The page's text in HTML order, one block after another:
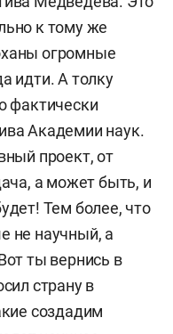
к тому же
огромные
идти. А толку
фактически
Академии наук.
проект, от
а может быть, и
Тем более, что
не научный, а
ты вернись в
страну в
создадим